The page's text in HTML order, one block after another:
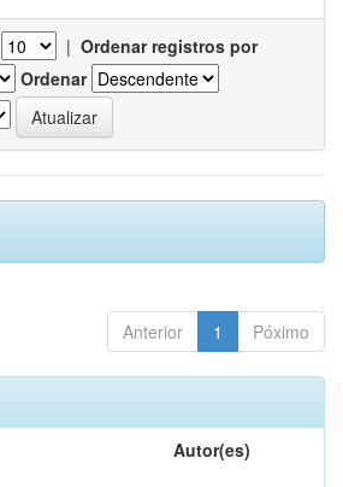
| Ordenar registros por
Ordenar
Anterior 1 Póximo
Autor(es)